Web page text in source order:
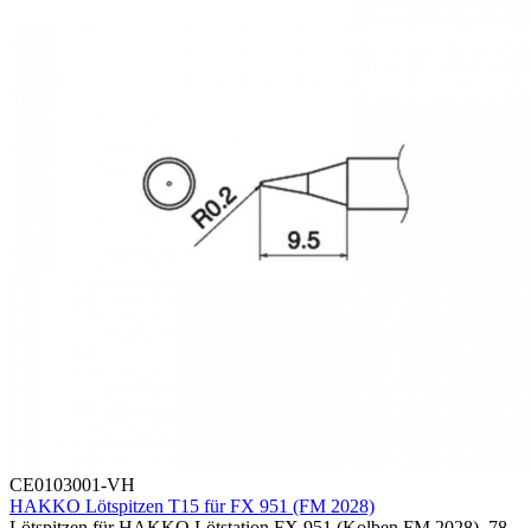
CE0103001-VH
HAKKO Lötspitzen T15 für FX 951 (FM 2028)